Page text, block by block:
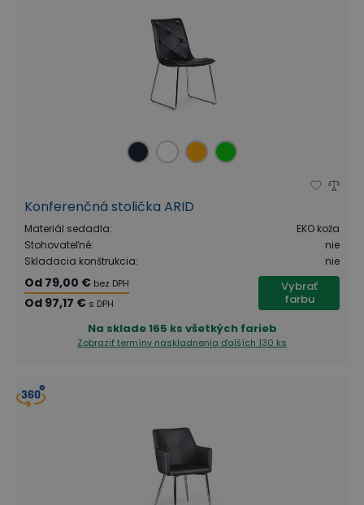
Konferenčná stolička ARID
Materiál sedadla:
EKO koža
Stohovateľné:
nie
Skladacia konštrukcia: nie
Od 79,00 € bez DPH
Od 97,17 € s DPH
Vybrať
farbu
Na sklade165 ks všetkých farieb
Zobraziť termíny naskladnenia ďalších 130 ks